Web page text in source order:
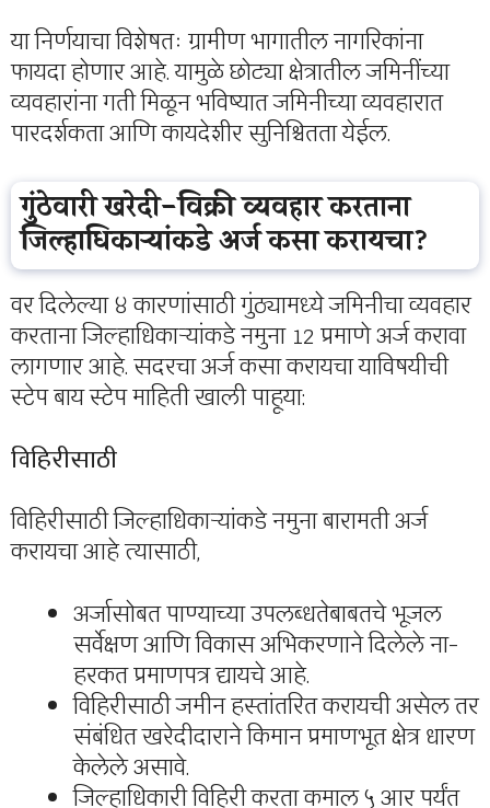
या निर्णयाचा विशेषतः ग्रामीण भागातील नागरिकांना
फायदा होणार आहे. यामुळे छोट्या क्षेत्रातील जमिनींच्या
व्यवहारांना गती मिळून भविष्यात जमिनीच्या व्यवहारात
पारदर्शकता आणि कायदेशीर सुनिश्चितता येईल.
गुंठेवारी खरेदी-विक्री व्यवहार करताना
जिल्हाधिकाऱ्यांकडे अर्ज कसा करायचा?
वर दिलेल्या ४ कारणांसाठी गुंठ्यामध्ये जमिनीचा व्यवहार
करताना जिल्हाधिकाऱ्यांकडे नमुना 12 प्रमाणे अर्ज करावा
लागणार आहे. सदरचा अर्ज कसा करायचा याविषयीची
स्टेप बाय स्टेप माहिती खाली पाहूया:
विहिरीसाठी
विहिरीसाठी जिल्हाधिकाऱ्यांकडे नमुना बारामती अर्ज
करायचा आहे त्यासाठी,
अर्जासोबत पाण्याच्या उपलब्धतेबाबतचे भूजल
सर्वेक्षण आणि विकास अभिकरणाने दिलेले ना-
हरकत प्रमाणपत्र द्यायचे आहे.
विहिरीसाठी जमीन हस्तांतरित करायची असेल तर
संबंधित खरेदीदाराने किमान प्रमाणभूत क्षेत्र धारण
केलेले असावे.
जिल्हाधिकारी विहिरी करता कमाल ५ आर पर्यंत